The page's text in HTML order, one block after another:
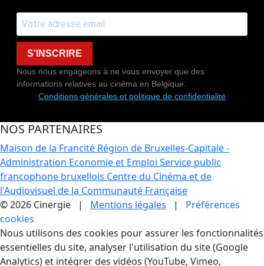
S'INSCRIRE
Nous nous engageons à ne vous envoyer que des
informations relatives au cinéma en Belgique.
Conditions générales et politique de confidentialité
NOS PARTENAIRES
Maison de la Francité Région de Bruxelles-Capitale -
Administration Economie et Emploi Service public
francophone bruxellois Centre du Cinéma et de
l'Audiovisuel de la Communauté Française
© 2026 Cinergie | Mentions légales | Préférences
cookies
Gestion des Cookies
Nous utilisons des cookies pour assurer les fonctionnalités
essentielles du site, analyser l'utilisation du site (Google
Analytics) et intégrer des vidéos (YouTube, Vimeo,